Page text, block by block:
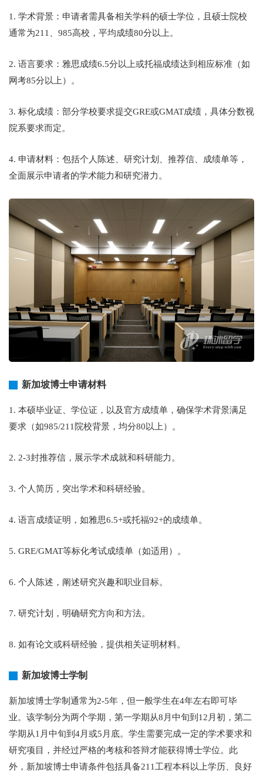
1. 学术背景：申请者需具备相关学科的硕士学位，且硕士院校
通常为211、985高校，平均成绩80分以上。
2. 语言要求：雅思成绩6.5分以上或托福成绩达到相应标准（如
网考85分以上）。
3. 标化成绩：部分学校要求提交GRE或GMAT成绩，具体分数视
院系要求而定。
4. 申请材料：包括个人陈述、研究计划、推荐信、成绩单等，
全面展示申请者的学术能力和研究潜力。
新加坡博士申请材料
1. 本硕毕业证、学位证，以及官方成绩单，确保学术背景满足
要求（如985/211院校背景，均分80以上）。
2. 2-3封推荐信，展示学术成就和科研能力。
3. 个人简历，突出学术和科研经验。
4. 语言成绩证明，如雅思6.5+或托福92+的成绩单。
5. GRE/GMAT等标化考试成绩单（如适用）。
6. 个人陈述，阐述研究兴趣和职业目标。
7. 研究计划，明确研究方向和方法。
8. 如有论文或科研经验，提供相关证明材料。
新加坡博士学制
新加坡博士学制通常为2-5年，但一般学生在4年左右即可毕
业。该学制分为两个学期，第一学期从8月中旬到12月初，第二
学期从1月中旬到4月或5月底。学生需要完成一定的学术要求和
研究项目，并经过严格的考核和答辩才能获得博士学位。此
外，新加坡博士申请条件包括具备211工程本科以上学历、良好